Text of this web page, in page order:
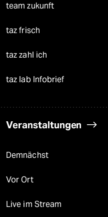
team zukunft
taz frisch
taz zahl ich
taz lab Infobrief
Veranstaltungen
Demnächst
Vor Ort
Live im Stream